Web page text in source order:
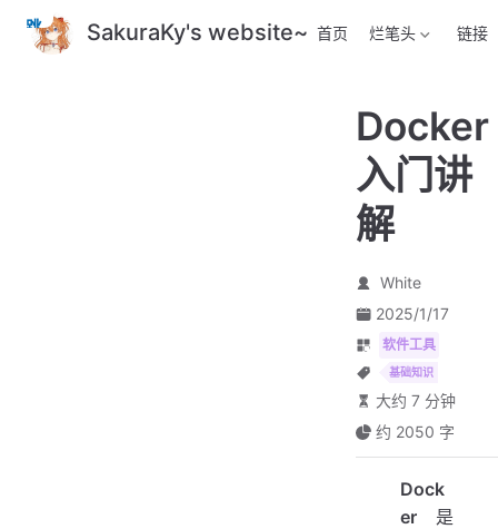
跳
至
SakuraKy's website~ 首页 烂笔头 链接
Docker
入门讲
解
White
2025/1/17
软件工具
基础知识
大约 7 分钟
约 2050 字
Dock
er 是